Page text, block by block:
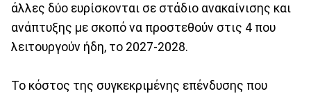
άλλες δύο ευρίσκονται σε στάδιο ανακαίνισης και
ανάπτυξης με σκοπό να προστεθούν στις 4 που
λειτουργούν ήδη, το 2027-2028.
Το κόστος της συγκεκριμένης επένδυσης που